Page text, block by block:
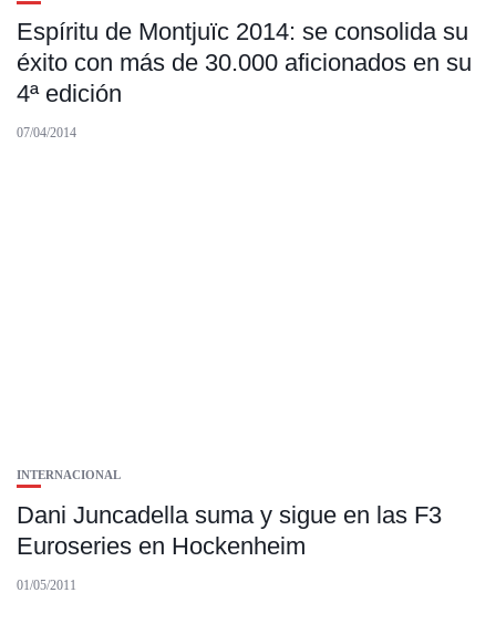
Espíritu de Montjuïc 2014: se consolida su
éxito con más de 30.000 aficionados en su
4ª edición
07/04/2014
INTERNACIONAL
Dani Juncadella suma y sigue en las F3
Euroseries en Hockenheim
01/05/2011